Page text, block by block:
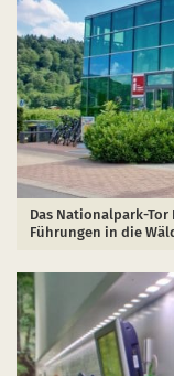
Das Nationalpark-
Führungen in die